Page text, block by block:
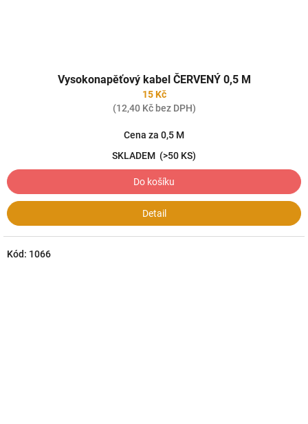
Vysokonapěťový kabel ČERVENÝ 0,5 M
15 Kč
(12,40 Kč bez DPH)
Cena za 0,5 M
SKLADEM (>50 KS)
Do košíku
Detail
Kód: 1066